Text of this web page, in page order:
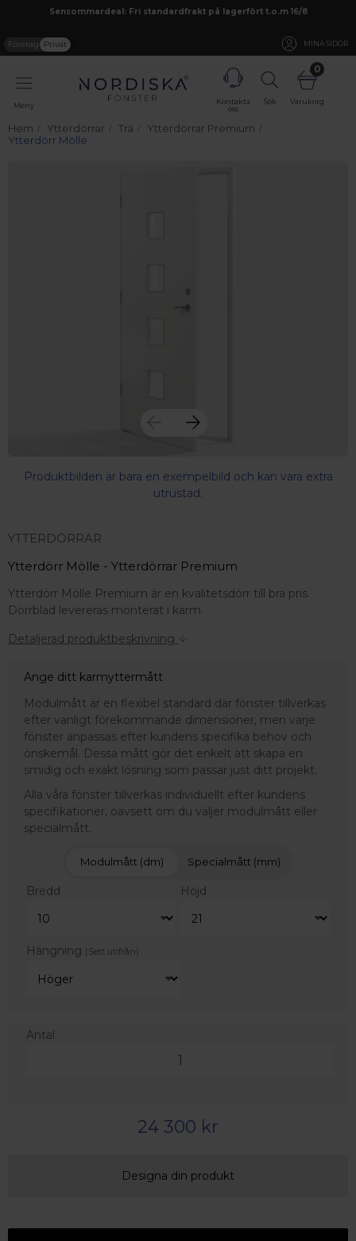
Sensommardeal: Fri standardfrakt på lagerfört t.o.m 16/8
Företag Privat MINA SIDOR
Meny
fokus på kvalitet, omtanke och djup kompetens.
Kontakta
oss
Sök
0
Varukorg
Hem Ytterdörrar Trä
Ytterdörrar Premium
Ytterdörr Mölle
Produktbilden är bara en exempelbild och kan vara extra
utrustad.
YTTERDÖRRAR
Ytterdörr Mölle - Ytterdörrar Premium
Ytterdörr Mölle Premium är en kvalitetsdörr till bra pris.
Dörrblad levereras monterat i karm.
Detaljerad produktbeskrivning
Ange ditt karmyttermått
Modulmått är en flexibel standard där fönster tillverkas
efter vanligt förekommande dimensioner, men varje
fönster anpassas efter kundens specifika behov och
önskemål. Dessa mått gör det enkelt att skapa en
smidig och exakt lösning som passar just ditt projekt.
Alla våra fönster tillverkas individuellt efter kundens
specifikationer, oavsett om du väljer modulmått eller
specialmått.
Modulmått (dm) Specialmått (mm)
Bredd Höjd
Hängning (Sett utifrån)
Antal
24 300 kr
Designa din produkt